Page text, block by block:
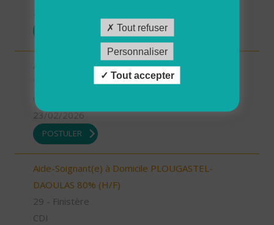
Aide à domicile - Les Bauges (73) (H/F)
CDI
23/02/2026
POSTULER
Aide-Soignant(e) à Domicile PLOUGASTEL-
DAOULAS 80% (H/F)
29 - Finistère
CDI
Tout refuser
Personnaliser
Tout accepter